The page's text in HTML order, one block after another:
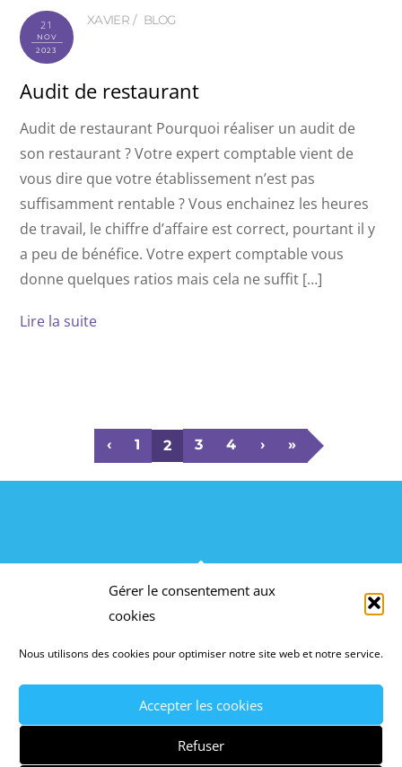
Gérer le consentement aux
cookies
Nous utilisons des cookies pour optimiser notre site web et notre service.
Accepter les cookies
Refuser
21
NOV
2023
XAVIER BLOG
Audit de restaurant
Audit de restaurant Pourquoi réaliser un audit de
son restaurant ? Votre expert comptable vient de
vous dire que votre établissement n’est pas
suffisamment rentable ? Vous enchainez les heures
de travail, le chiffre d’affaire est correct, pourtant il y
a peu de bénéfice. Votre expert comptable vous
donne quelques ratios mais cela ne suffit […]
Lire la suite
‹ 1 2 3 4 › »
TO
ACTION CONSEIL FORMATION
Action Conseil Formation
MENTIONS LÉGALES CGV
CONFIDENTIALITÉ
CONTACT
RECRUTEMENT
NEWSLETTER